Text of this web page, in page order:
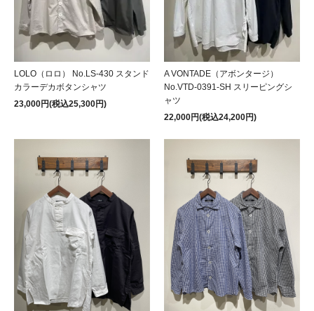
LOLO（ロロ） No.LS-430 スタンド
カラーデカボタンシャツ
23,000円(税込25,300円)
A VONTADE（アボンタージ）
No.VTD-0391-SH スリーピングシ
ャツ
22,000円(税込24,200円)